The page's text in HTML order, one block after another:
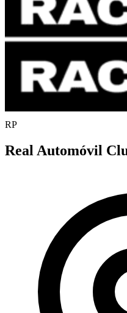
RP
Real Automóvil